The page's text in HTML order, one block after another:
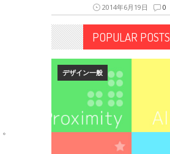
2014年6月19日 0
POPULAR POSTS
デザイン一般